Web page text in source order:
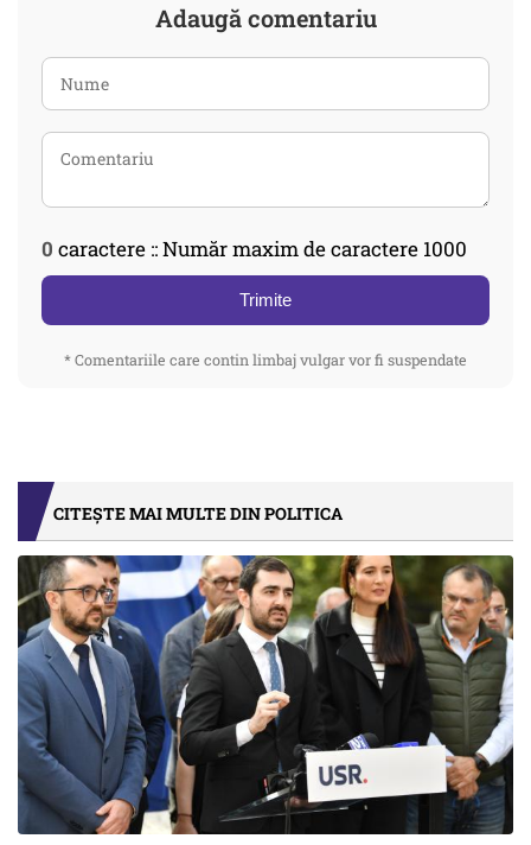
Adaugă comentariu
0 caractere :: Număr maxim de caractere 1000
Trimite
* Comentariile care contin limbaj vulgar vor fi suspendate
CITEȘTE MAI MULTE DIN POLITICA